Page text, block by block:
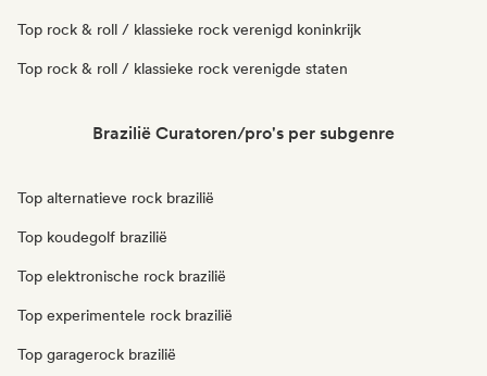
Top rock & roll / klassieke rock verenigd koninkrijk
Top rock & roll / klassieke rock verenigde staten
Brazilië Curatoren/pro's per subgenre
Top alternatieve rock brazilië
Top koudegolf brazilië
Top elektronische rock brazilië
Top experimentele rock brazilië
Top garagerock brazilië